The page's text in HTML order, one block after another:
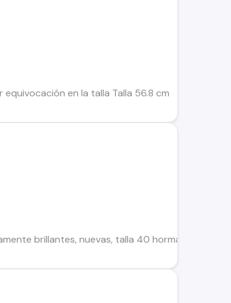
en la talla Talla 56.8 cm
brillantes, nuevas, talla 40 horma grande,